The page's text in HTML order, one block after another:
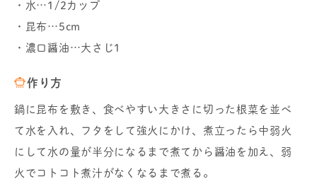
・水…1/2カップ
・昆布…5cm
・濃口醤油…大さじ1
作り方
鍋に昆布を敷き、食べやすい大きさに切った根菜を並べ
て水を入れ、フタをして強火にかけ、煮立ったら中弱火
にして水の量が半分になるまで煮てから醤油を加え、弱
火でコトコト煮汁がなくなるまで煮る。